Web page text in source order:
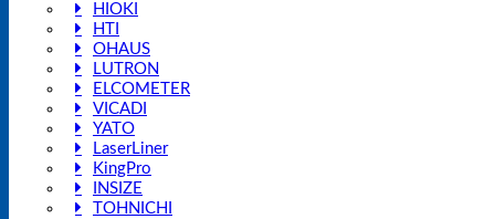
HIOKI
HTI
OHAUS
LUTRON
ELCOMETER
VICADI
YATO
LaserLiner
KingPro
INSIZE
TOHNICHI